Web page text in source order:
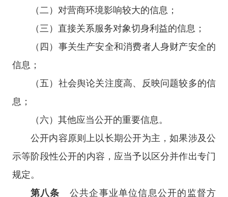
（二）对营商环境影响较大的信息；
（三）直接关系服务对象切身利益的信息；
（四）事关生产安全和消费者人身财产安全的
信息；
（五）社会舆论关注度高、反映问题较多的信
息；
（六）其他应当公开的重要信息。
公开内容原则上以长期公开为主，如果涉及公
示等阶段性公开的内容，应当予以区分并作出专门
规定。
第八条 公共企事业单位信息公开的监督方